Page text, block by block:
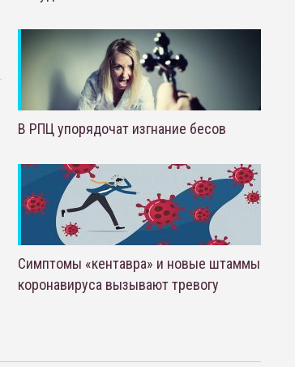
В РПЦ упорядочат изгнание бесов
Симптомы «кентавра» и новые штаммы
коронавируса вызывают тревогу